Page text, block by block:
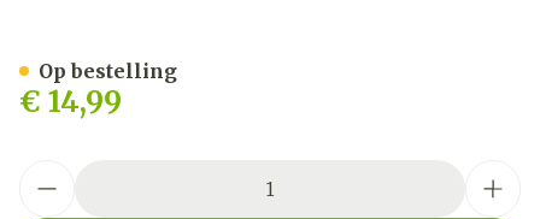
€ 14,99
Op bestelling